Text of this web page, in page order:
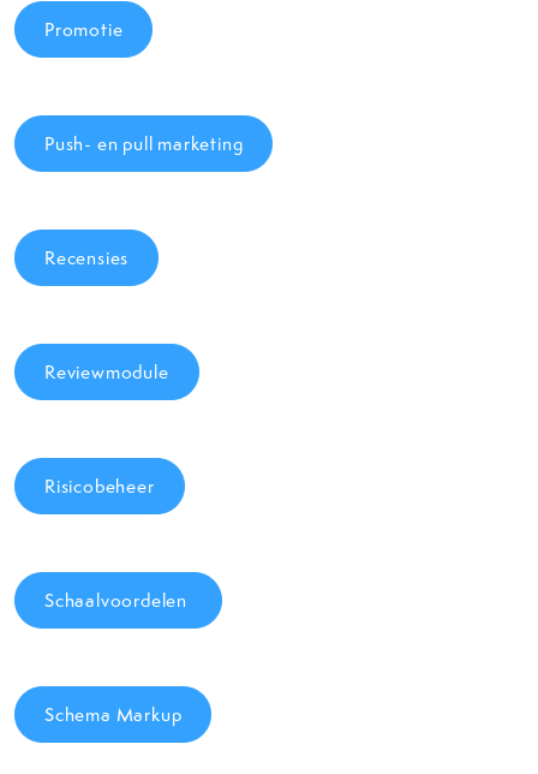
Promotie
Push- en pull marketing
Recensies
Reviewmodule
Risicobeheer
Schaalvoordelen
Schema Markup